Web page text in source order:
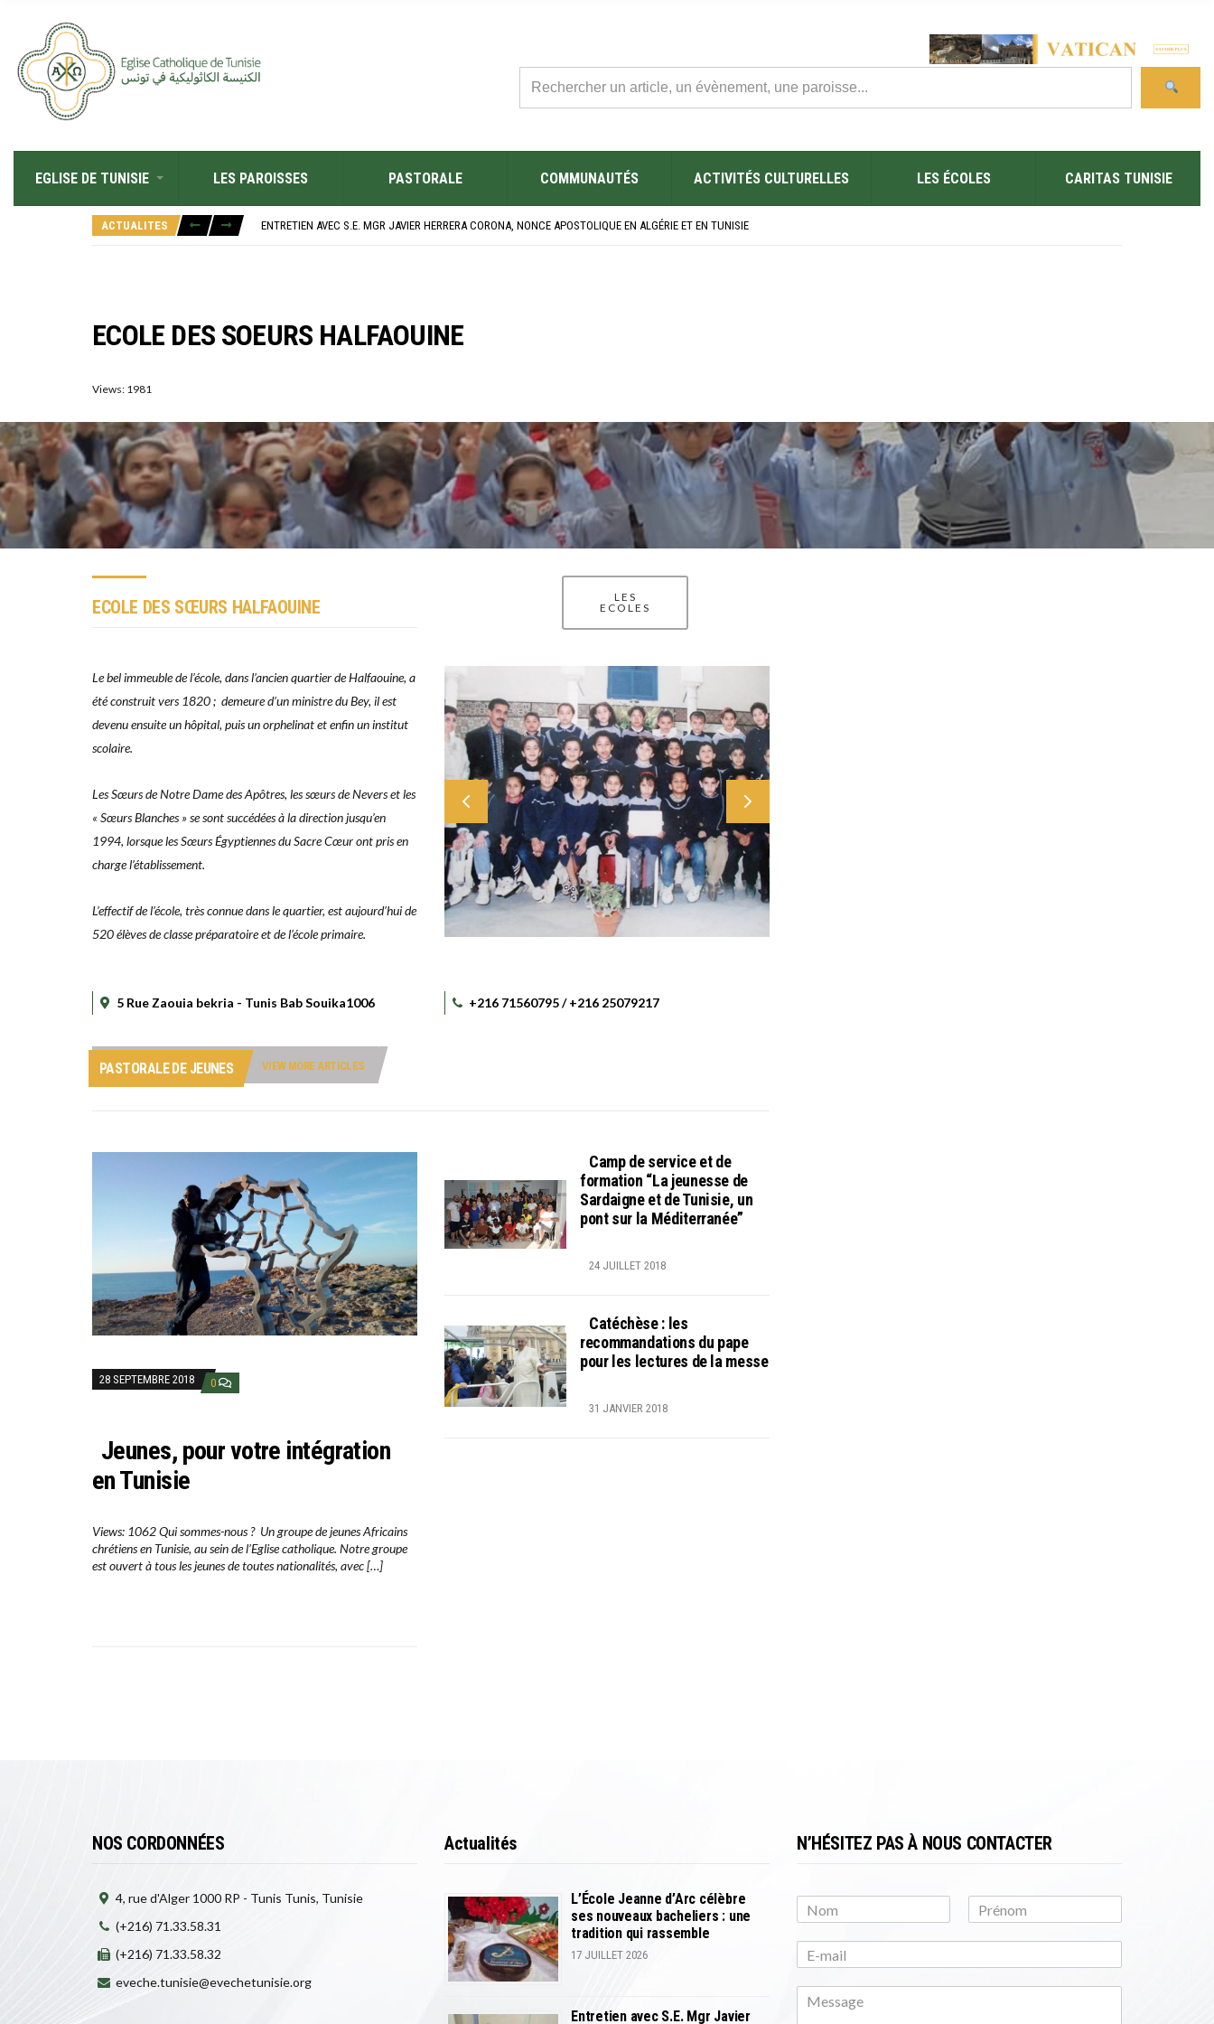
EGLISE DE TUNISIE LES PAROISSES PASTORALE COMMUNAUTÉS ACTIVITÉS CULTURELLES LES ÉCOLES CARITAS TUNISIE
ACTUALITES
L’ÉCOLE JEANNE D’ARC CÉLÈBRE SES NOUVEAUX BACHELIERS : UNE TRADITION QUI RASSEMBLE
ENTRETIEN AVEC S.E. MGR JAVIER HERRERA CORONA, NONCE APOSTOLIQUE EN ALGÉRIE ET EN TUNISIE
ECOLE DES SOEURS HALFAOUINE
Views: 1981
ECOLE DES SŒURS HALFAOUINE
LES
ECOLES
Le bel immeuble de l’école, dans l’ancien quartier de Halfaouine, a
été construit vers 1820 ; demeure d’un ministre du Bey, il est
devenu ensuite un hôpital, puis un orphelinat et enfin un institut
scolaire.
Les Sœurs de Notre Dame des Apôtres, les sœurs de Nevers et les
« Sœurs Blanches » se sont succédées à la direction jusqu’en
1994, lorsque les Sœurs Égyptiennes du Sacre Cœur ont pris en
charge l’établissement.
L’effectif de l’école, très connue dans le quartier, est aujourd’hui de
520 élèves de classe préparatoire et de l’école primaire.
5 Rue Zaouia bekria - Tunis Bab Souika1006 +216 71560795 / +216 25079217
PASTORALE DE JEUNES VIEW MORE ARTICLES
28 SEPTEMBRE 2018 0
Jeunes, pour votre intégration
en Tunisie
Views: 1062 Qui sommes-nous ? Un groupe de jeunes Africains
chrétiens en Tunisie, au sein de l’Eglise catholique. Notre groupe
est ouvert à tous les jeunes de toutes nationalités, avec […]
Camp de service et de
formation “La jeunesse de
Sardaigne et de Tunisie, un
pont sur la Méditerranée”
24 JUILLET 2018
Catéchèse : les
recommandations du pape
pour les lectures de la messe
31 JANVIER 2018
NOS CORDONNÉES
4, rue d'Alger 1000 RP - Tunis Tunis, Tunisie
(+216) 71.33.58.31
(+216) 71.33.58.32
eveche.tunisie@evechetunisie.org
Actualités
L’École Jeanne d’Arc célèbre
ses nouveaux bacheliers : une
tradition qui rassemble
17 JUILLET 2026
Entretien avec S.E. Mgr Javier
N’HÉSITEZ PAS À NOUS CONTACTER
r
n
o
o